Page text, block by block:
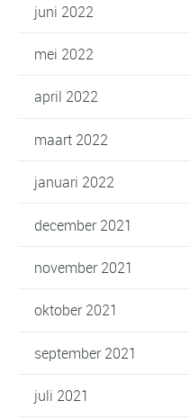
juni 2022
mei 2022
april 2022
maart 2022
januari 2022
december 2021
november 2021
oktober 2021
september 2021
juli 2021